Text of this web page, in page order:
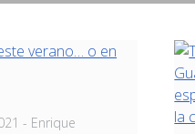
- Enrique